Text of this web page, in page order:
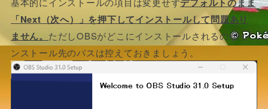
デフォルトのまま
「Next（次へ）」を押下してインストールして問題あり
ません。 ただしOBSがどこにインストールされるのかイ
ンストール先のパスは控えておきましょう。